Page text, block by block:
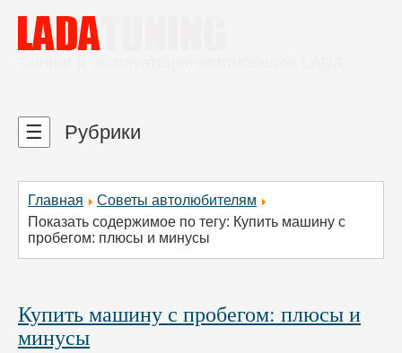
Главная
Советы автолюбителям
Показать содержимое по тегу: Купить машину с
пробегом: плюсы и минусы
Купить машину с пробегом: плюсы и
минусы
☰ Рубрики